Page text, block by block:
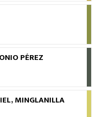
PÉREZ
MINGLANILLA